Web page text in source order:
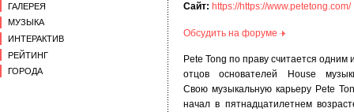
ГАЛЕРЕЯ
МУЗЫКА
ИНТЕРАКТИВ
РЕЙТИНГ
ГОРОДА
Сайт: https://https://www.petetong.com/
Обсудить на форуме
Pete Tong по праву считается одним
отцов основателей House
Свою музыкальную карьеру Pete
начал в пятнадцатилетнем